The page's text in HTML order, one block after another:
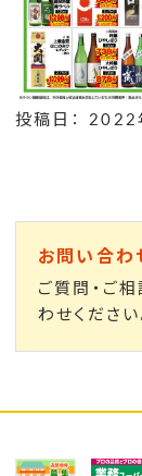
投稿日：
お問い合わ
ご質問・ご
わせください